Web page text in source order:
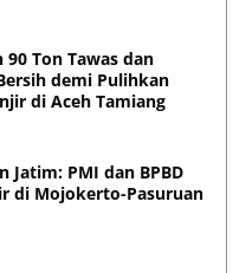
90 Ton Tawas dan
demi Pulihkan
di Aceh Tamiang
Jatim: PMI dan BPBD
di Mojokerto-Pasuruan